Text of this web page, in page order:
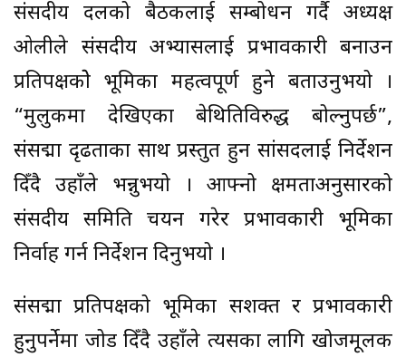
संसदीय दलको बैठकलाई सम्बोधन गर्दै अध्यक्ष
ओलीले संसदीय अभ्यासलाई प्रभावकारी बनाउन
प्रतिपक्षकोे भूमिका महत्वपूर्ण हुने बताउनुभयो ।
“मुलुकमा देखिएका बेथितिविरुद्ध बोल्नुपर्छ”,
संसद्मा दृढताका साथ प्रस्तुत हुन सांसदलाई निर्देशन
दिँदै उहाँले भन्नुभयो । आफ्नो क्षमताअनुसारको
संसदीय समिति चयन गरेर प्रभावकारी भूमिका
निर्वाह गर्न निर्देशन दिनुभयो ।
संसद्मा प्रतिपक्षको भूमिका सशक्त र प्रभावकारी
हुनुपर्नेमा जोड दिँदै उहाँले त्यसका लागि खोजमूलक